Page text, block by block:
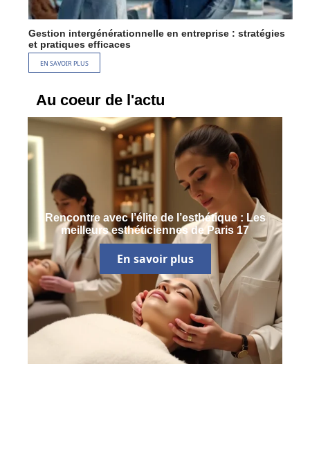
Gestion intergénérationnelle en entreprise : stratégies
et pratiques efficaces
EN SAVOIR PLUS
Au coeur de l'actu
Rencontre avec l’élite de l’esthétique : Les
meilleurs esthéticiennes de Paris 17
En savoir plus